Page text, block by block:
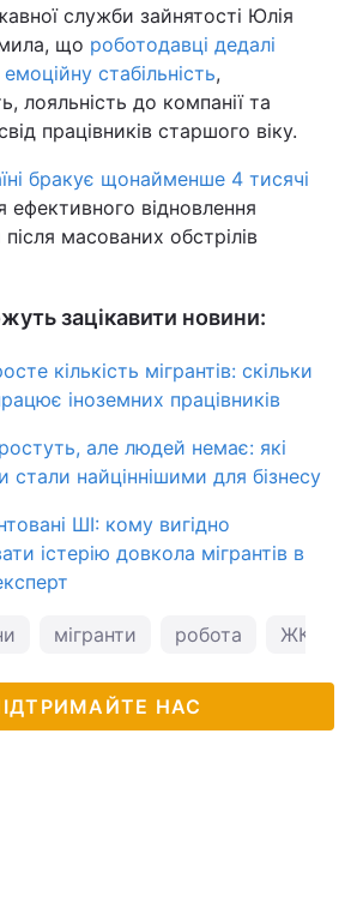
служби зайнятості Юлія
що роботодавці дедалі
стабільність,
лояльність до компанії та
працівників старшого віку.
бракує щонайменше 4 тисячі
ефективного відновлення
масованих обстрілів
зацікавити новини:
кількість мігрантів: скільки
іноземних працівників
але людей немає: які
стали найціннішими для бізнесу
ШІ: кому вигідно
істерію довкола мігрантів в
мігранти робота ЖКГ
НАС